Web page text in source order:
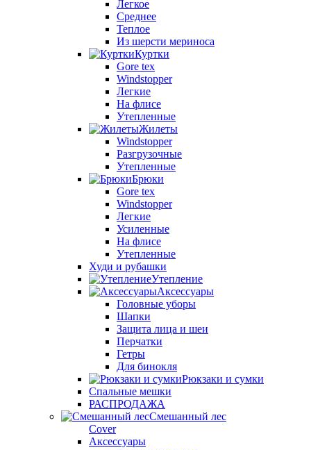
Легкое
Среднее
Теплое
Из шерсти мериноса
Куртки
Gore tex
Windstopper
Легкие
На флисе
Утепленные
Жилеты
Windstopper
Разгрузочные
Утепленные
Брюки
Gore tex
Windstopper
Легкие
Усиленные
На флисе
Утепленные
Худи и рубашки
Утепление
Аксессуары
Головные уборы
Шапки
Защита лица и шеи
Перчатки
Гетры
Для бинокля
Рюкзаки и сумки
Спальные мешки
РАСПРОДАЖА
Смешанный лес
Cover
Аксессуары